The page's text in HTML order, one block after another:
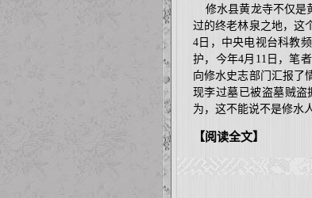
修水县黄龙寺不仅是
过的终老林泉之地，这
4 日，中央电视台科教
护，今年4月 11 日，笔
向修水史志部门汇报了
现李过墓已被盗墓贼盗
为，这不能说不是修水
【阅读全文】